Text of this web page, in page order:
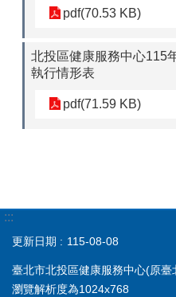
pdf(70.53 KB)
北投區健康服務中心115
執行情形表
pdf(71.59 KB)
:::
更新日期 115-08-08
臺北市北投區健康服務中心(原
瀏覽解析度為1024x768